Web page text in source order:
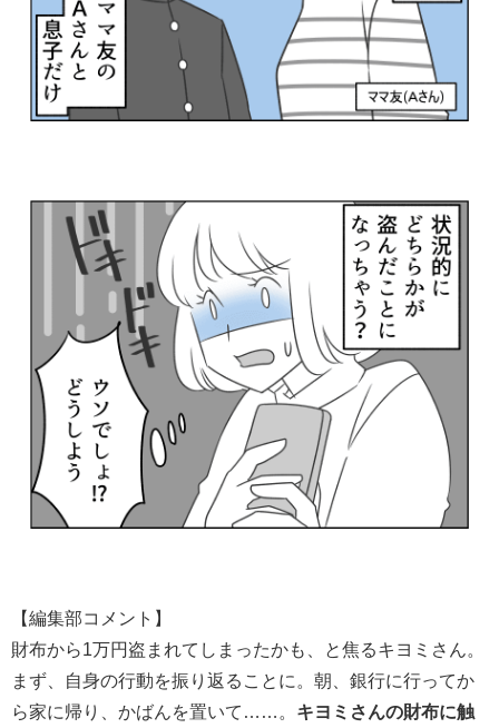
【編集部コメント】
財布から1万円盗まれてしまったかも、と焦るキヨミさん。
まず、自身の行動を振り返ることに。朝、銀行に行ってか
ら家に帰り、かばんを置いて……。 キヨミさんの財布に触